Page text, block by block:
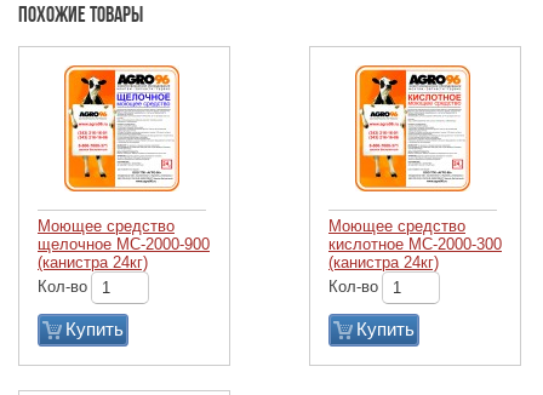
Похожие товары
Моющее средство
щелочное МС-2000-900
(канистра 24кг)
Кол-во
Купить
Моющее средство
кислотное МС-2000-300
(канистра 24кг)
Кол-во
Купить